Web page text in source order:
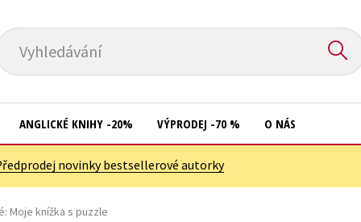
Vyhledávání
Kuchařky
ANGLICKÉ KNIHY -20% VÝPRODEJ -70 % O NÁS
novinky bestsellerové autorky
Moje knížka s puzzle